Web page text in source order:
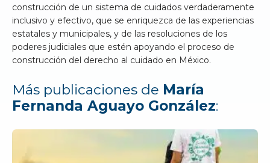
construcción de un sistema de cuidados verdaderamente
inclusivo y efectivo, que se enriquezca de las experiencias
estatales y municipales, y de las resoluciones de los
poderes judiciales que estén apoyando el proceso de
construcción del derecho al cuidado en México.
Más publicaciones de María
Fernanda Aguayo González: